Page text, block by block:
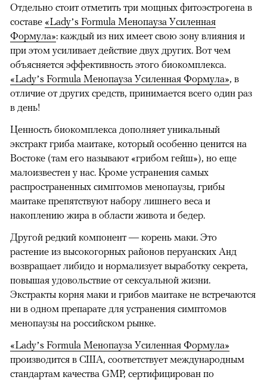
Отдельно стоит отметить три мощных фитоэстрогена в
составе «Lady’s Formula Менопауза Усиленная
Формула»: каждый из них имеет свою зону влияния и
при этом усиливает действие двух других. Вот чем
объясняется эффективность этого биокомплекса.
«Lady’s Formula Менопауза Усиленная Формула», в
отличие от других средств, принимается всего один раз
в день!
Ценность биокомплекса дополняет уникальный
экстракт гриба маитаке, который особенно ценится на
Востоке (там его называют «грибом гейш»), но еще
малоизвестен у нас. Кроме устранения самых
распространенных симптомов менопаузы, грибы
маитаке препятствуют набору лишнего веса и
накоплению жира в области живота и бедер.
Другой редкий компонент — корень маки. Это
растение из высокогорных районов перуанских Анд
возвращает либидо и нормализует выработку секрета,
повышая удовольствие от сексуальной жизни.
Экстракты корня маки и грибов маитаке не встречаются
ни в одном препарате для устранения симптомов
менопаузы на российском рынке.
«Lady’s Formula Менопауза Усиленная Формула»
производится в США, соответствует международным
стандартам качества GMP, сертифицирован по